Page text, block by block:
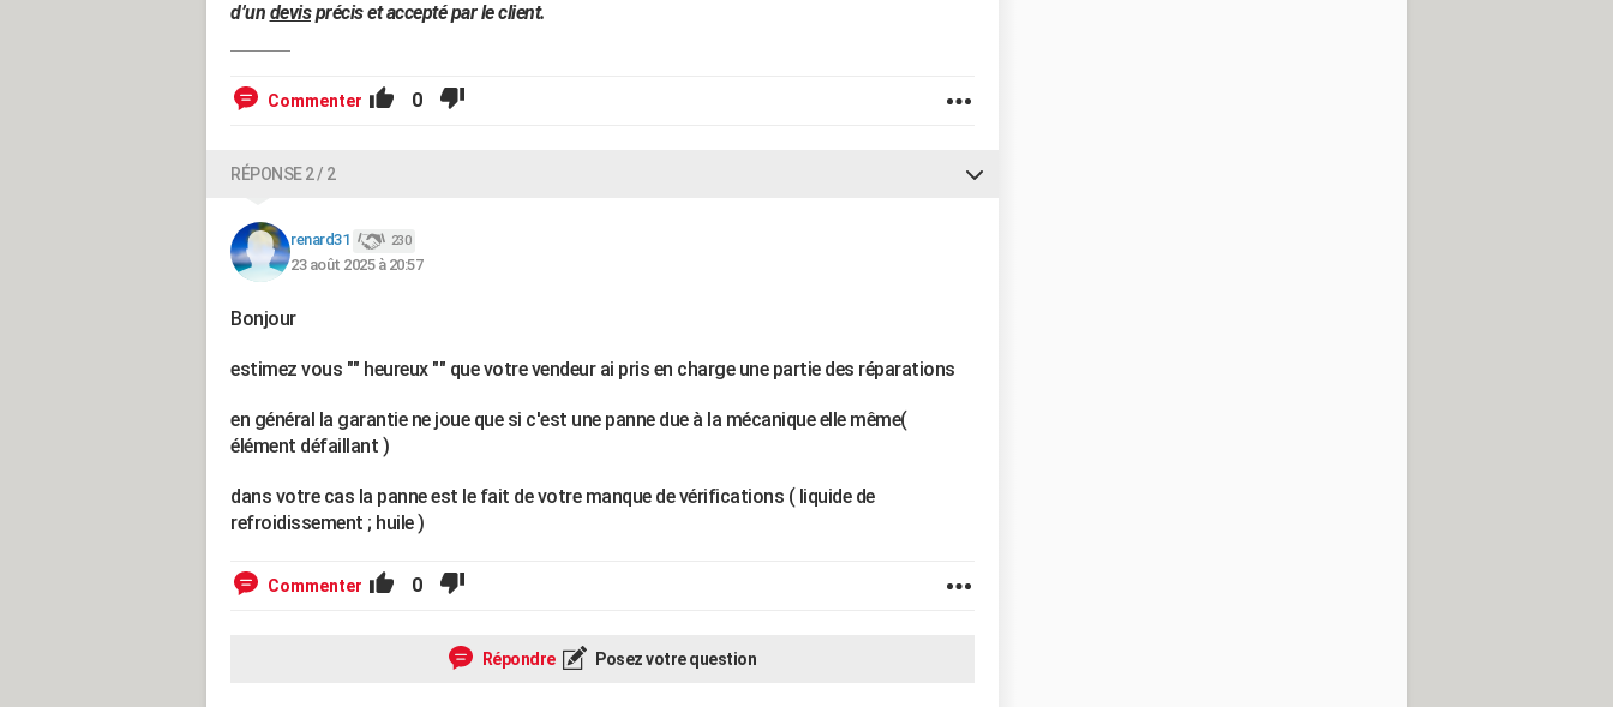
d’un devisprécis et accepté par le client.
Commenter 0
RÉPONSE 2 / 2
renard31 230
23 août 2025 à 20:57
Bonjour
estimez vous "" heureux "" que votre vendeur ai pris en charge une partie des réparations
en général la garantie ne joue que si c'est une panne due à la mécanique elle même(
élément défaillant )
dans votre cas la panne est le fait de votre manque de vérifications ( liquide de
refroidissement ; huile )
Commenter 0
Répondre Posez votre question